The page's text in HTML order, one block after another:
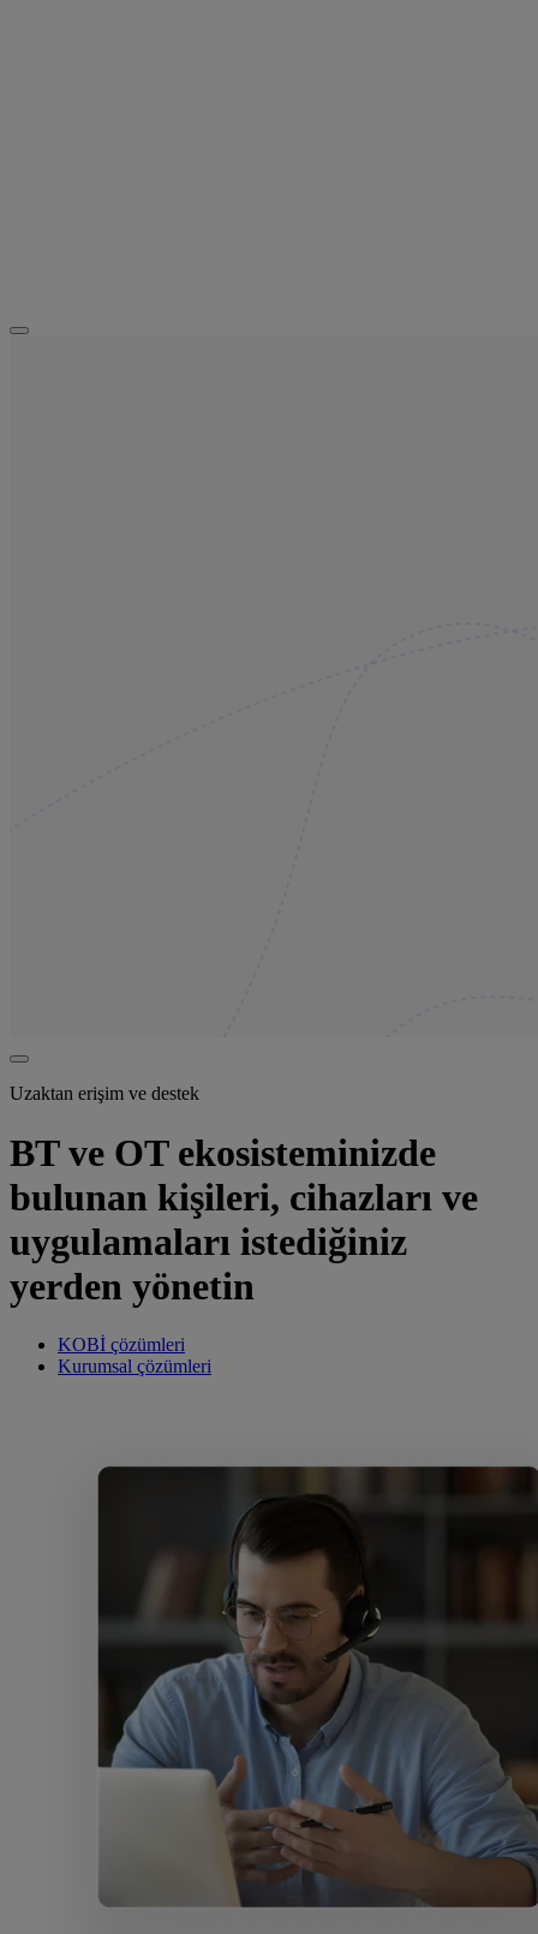
Uzaktan erişim ve destek
BT ve OT ekosisteminizde
bulunan kişileri, cihazları ve
uygulamaları istediğiniz
yerden yönetin
KOBİ çözümleri
Kurumsal çözümleri